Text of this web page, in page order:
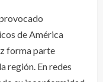
de América
forma parte
región. En redes